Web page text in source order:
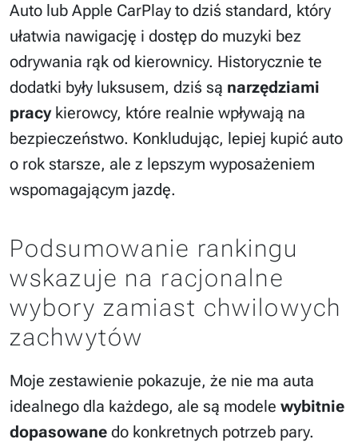
Auto lub Apple CarPlay to dziś standard, który
ułatwia nawigację i dostęp do muzyki bez
odrywania rąk od kierownicy. Historycznie te
dodatki były luksusem, dziś są narzędziami
pracy kierowcy, które realnie wpływają na
bezpieczeństwo. Konkludując, lepiej kupić auto
o rok starsze, ale z lepszym wyposażeniem
wspomagającym jazdę.
Podsumowanie rankingu
wskazuje na racjonalne
wybory zamiast chwilowych
zachwytów
Moje zestawienie pokazuje, że nie ma auta
idealnego dla każdego, ale są modele wybitnie
dopasowane do konkretnych potrzeb pary.